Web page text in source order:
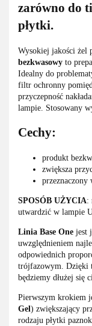
zarówno do
płytki.
Wysokiej jakości żel
bezkwasowy to
Idealny do
filtr ochronny
przyczepność
lampie. Stosowany
Cechy:
produkt
zwiększa
przeznaczony
SPOSÓB UŻYCIA:
utwardzić w lampie
Linia Base One jest
uwzględnieniem
odpowiednich
trójfazowym. Dzięki
będziemy dłużej się
Pierwszym krokiem
Gel) zwiększający
rodzaju płytki